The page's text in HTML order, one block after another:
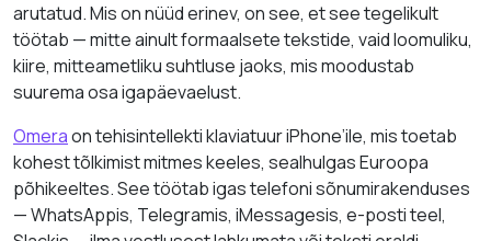
arutatud. Mis on nüüd erinev, on see, et see tegelikult
töötab — mitte ainult formaalsete tekstide, vaid loomuliku,
kiire, mitteametliku suhtluse jaoks, mis moodustab
suurema osa igapäevaelust.
Omeraon tehisintellekti klaviatuur iPhone’ile, mis toetab
kohest tõlkimist mitmes keeles, sealhulgas Euroopa
põhikeeltes. See töötab igas telefoni sõnumirakenduses
— WhatsAppis, Telegramis, iMessagesis, e-posti teel,